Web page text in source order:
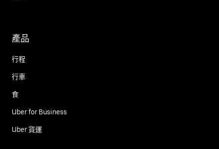
產品
行程
行車
食
Uber for Business
Uber 貨運